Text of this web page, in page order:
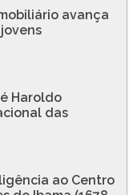
avança
Haroldo
das
ao Centro